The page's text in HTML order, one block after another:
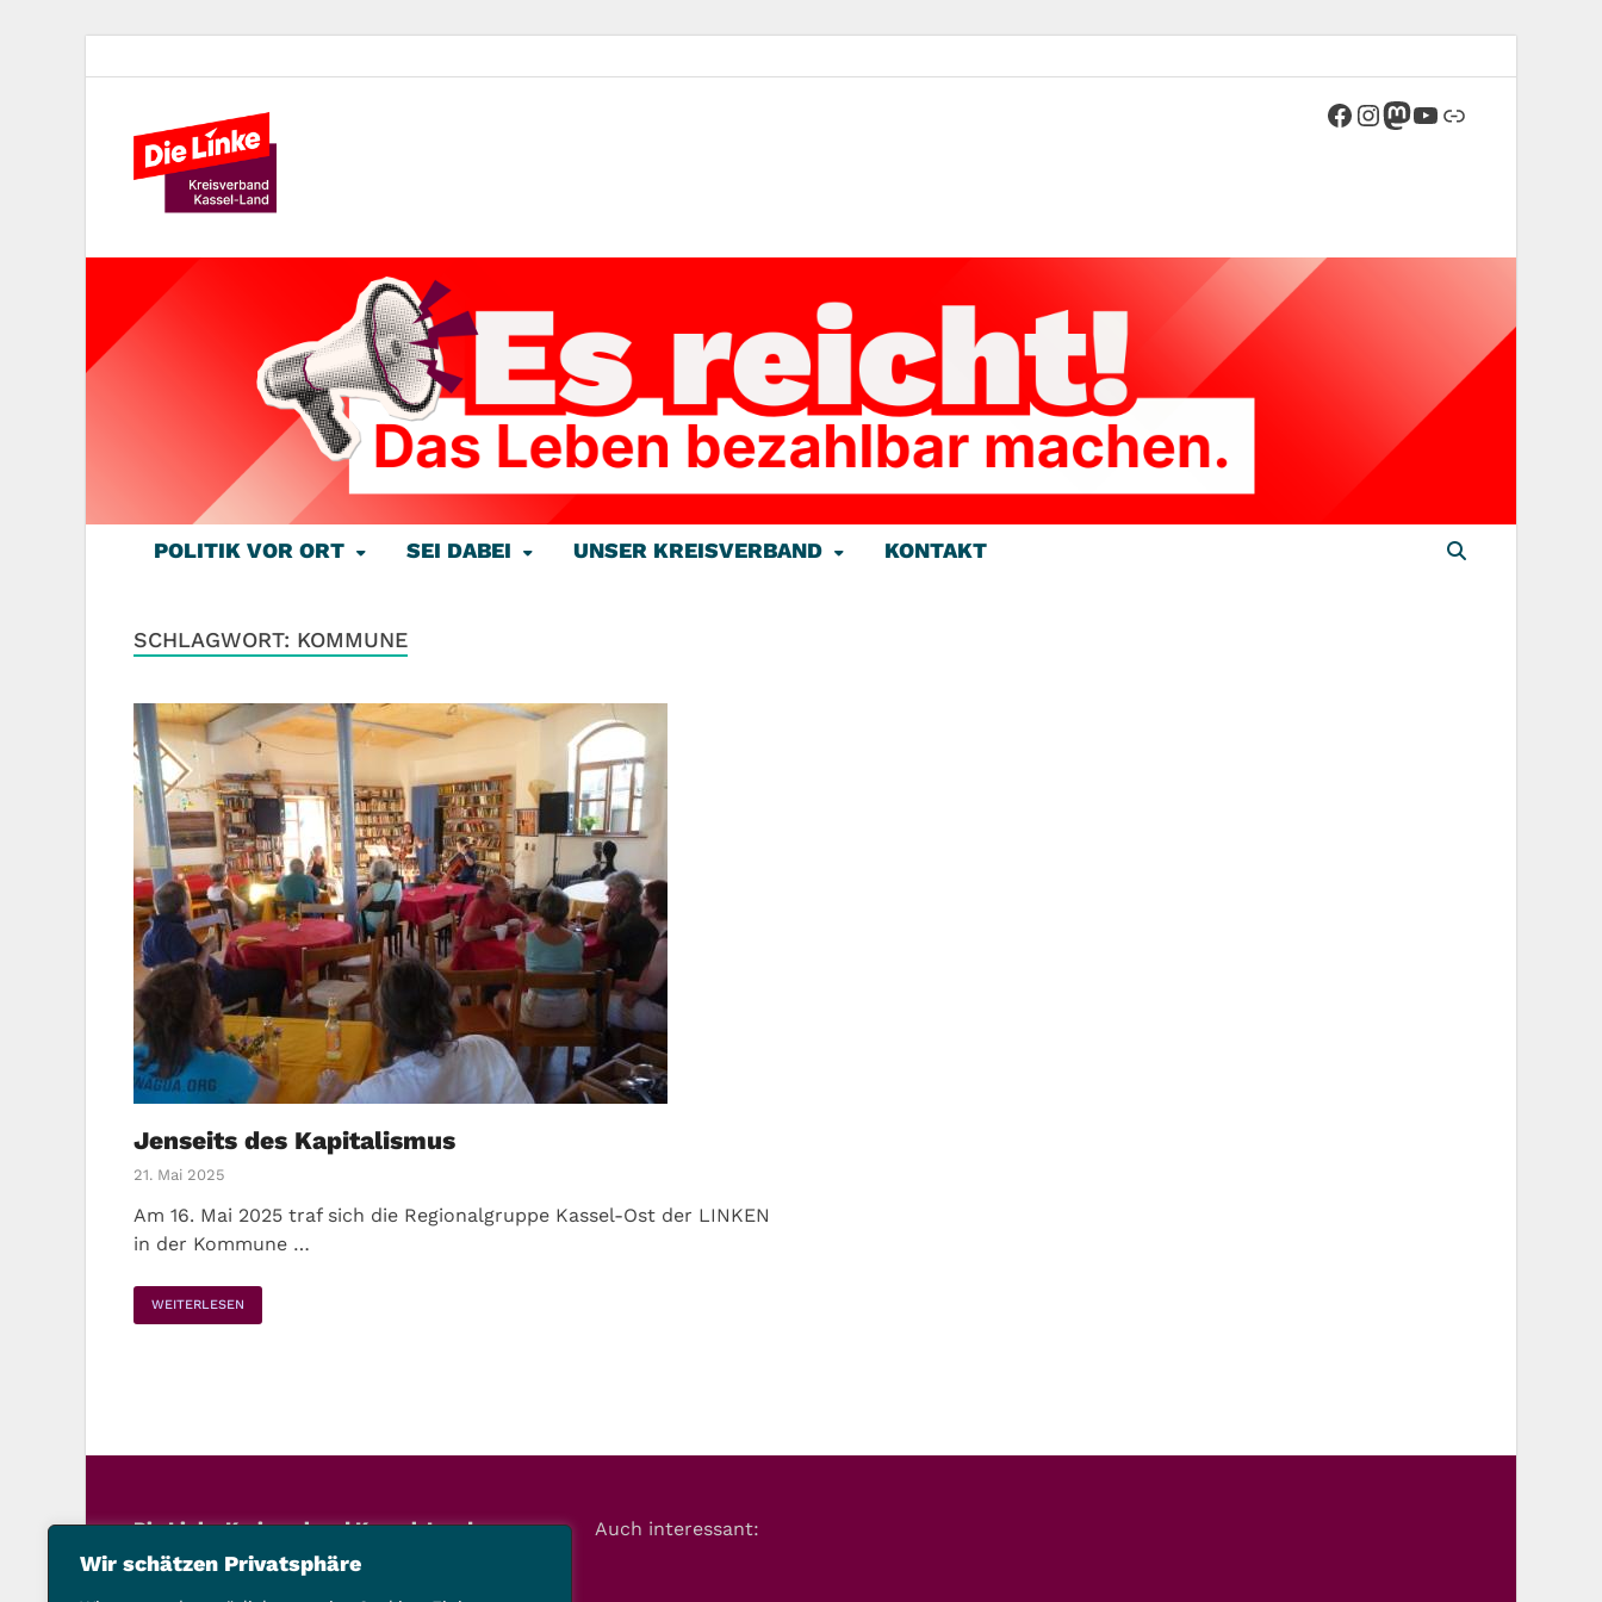
Wir schätzen Privatsphäre
POLITIK VOR ORT SEI DABEI UNSER KREISVERBAND KONTAKT
SCHLAGWORT: KOMMUNE
Jenseits des Kapitalismus
21. Mai 2025
Am 16. Mai 2025 traf sich die Regionalgruppe Kassel-Ost der LINKEN
in der Kommune …
WEITERLESEN
Die Linke Kreisverband Kassel-Land
Schillerstraße 21, 34117 Kassel
Auch interessant: